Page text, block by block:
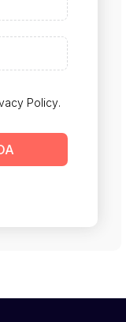
Policy.